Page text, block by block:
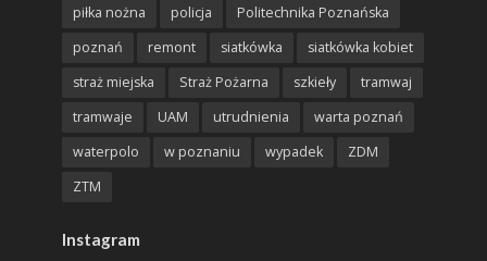
piłka nożna
policja
Politechnika Poznańska
poznań
remont siatkówka
siatkówka kobiet
straż miejska
Straż Pożarna szkieły
tramwaj
tramwaje
UAM utrudnienia
warta poznań
waterpolo
w poznaniu wypadek
ZDM
ZTM
Instagram